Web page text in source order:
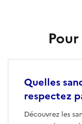
Quelles
respectez
Découvrez les